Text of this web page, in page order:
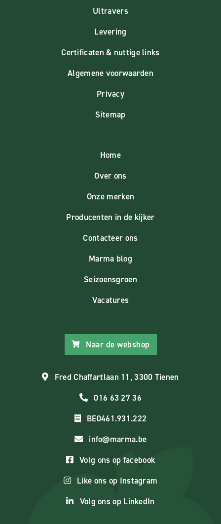
Ultravers
Levering
Certificaten & nuttige links
Algemene voorwaarden
Privacy
Sitemap
Home
Over ons
Onze merken
Producenten in de kijker
Contacteer ons
Marma blog
Seizoensgroen
Vacatures
Naar de webshop
Fred Chaffartlaan 11, 3300 Tienen
016 63 27 36
BE0461.931.222
info@marma.be
Volg ons op facebook
Like ons op Instagram
Volg ons op LinkedIn